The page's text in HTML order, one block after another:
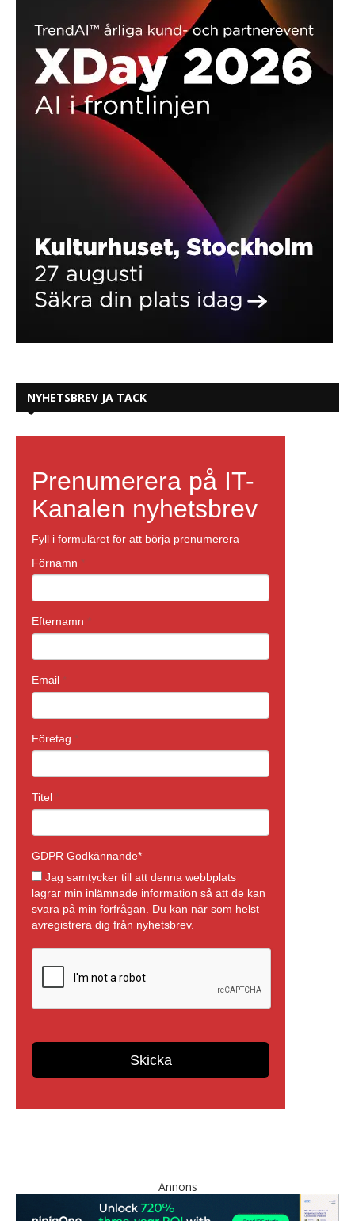
NYHETSBREV JA TACK
Annons